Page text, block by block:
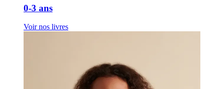
0-3 ans
Voir nos livres